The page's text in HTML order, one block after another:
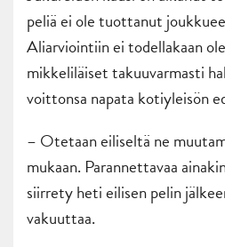
peliä ei ole tuottanut
Aliarviointiin ei todellakaan
mikkeliläiset takuuvarmasti
voittonsa napata kotiyleisön
– Otetaan eiliseltä ne
mukaan. Parannettavaa
siirrety heti eilisen pelin
vakuuttaa.